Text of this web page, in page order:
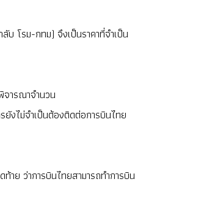
บ โรม-กทม) จึงเป็นราคาที่จำเป็น
จารณาจำนวน
งไม่จำเป็นต้องติดต่อการบินไทย
าย ว่าการบินไทยสามารถทำการบิน